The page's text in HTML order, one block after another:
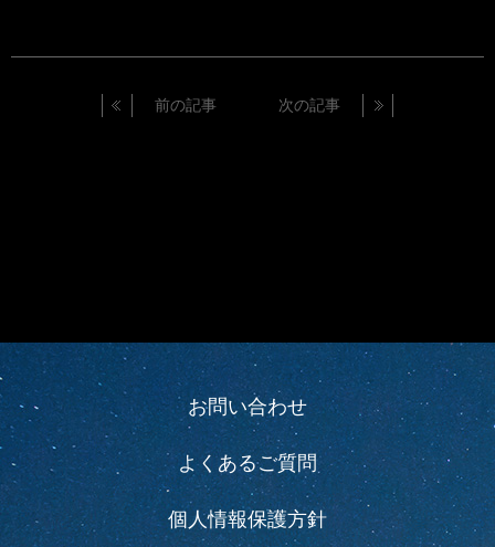
前の記事 次の記事
お問い合わせ
よくあるご質問
個人情報保護方針